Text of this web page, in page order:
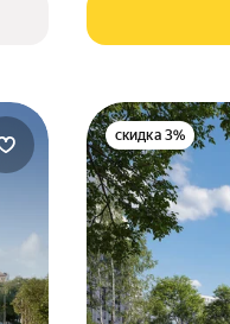
скидка 3%